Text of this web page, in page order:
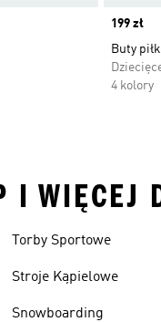
Price
199 zł
Buty
4 kolory
I WIĘCEJ
Torby Sportowe
Stroje Kąpielowe
Snowboarding